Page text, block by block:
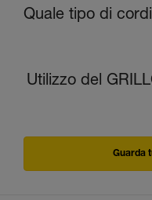
Quale tipo di
Utilizzo del
Guarda